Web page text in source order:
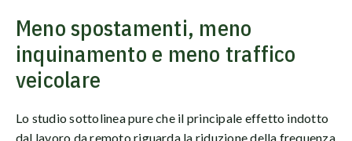
Meno spostamenti, meno
inquinamento e meno traffico
veicolare
Lo studio sottolinea pure che il principale effetto indotto
dal lavoro da remoto riguarda la riduzione della frequenza